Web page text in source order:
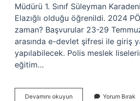
Müdürü 1. Sınıf Süleyman
Elazığlı olduğu öğrenildi. 2024
zaman? Başvurular 23-29
arasında e-devlet şifresi ile giriş
yapılabilecek. Polis meslek
eğitim…
Devamını okuyun Yorum Bırak